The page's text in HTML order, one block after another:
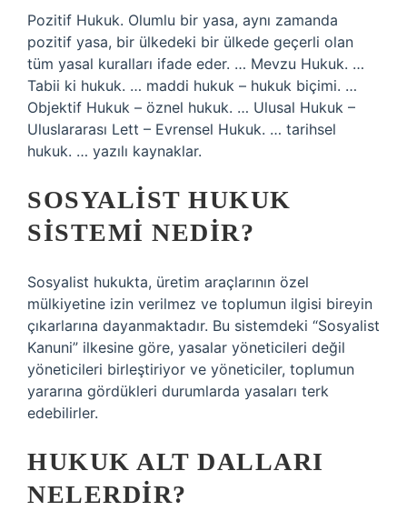
Pozitif Hukuk. Olumlu bir yasa, aynı zamanda
pozitif yasa, bir ülkedeki bir ülkede geçerli olan
tüm yasal kuralları ifade eder. … Mevzu Hukuk. …
Tabii ki hukuk. … maddi hukuk – hukuk biçimi. …
Objektif Hukuk – öznel hukuk. … Ulusal Hukuk –
Uluslararası Lett – Evrensel Hukuk. … tarihsel
hukuk. … yazılı kaynaklar.
SOSYALIST HUKUK
SISTEMI NEDIR?
Sosyalist hukukta, üretim araçlarının özel
mülkiyetine izin verilmez ve toplumun ilgisi bireyin
çıkarlarına dayanmaktadır. Bu sistemdeki “Sosyalist
Kanuni” ilkesine göre, yasalar yöneticileri değil
yöneticileri birleştiriyor ve yöneticiler, toplumun
yararına gördükleri durumlarda yasaları terk
edebilirler.
HUKUK ALT DALLARI
NELERDIR?